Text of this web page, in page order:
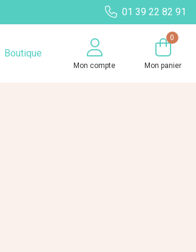
01 39 22 82 91
Boutique
Mon compte
0
Mon panier